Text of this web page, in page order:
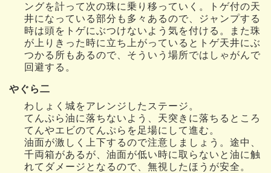
ングを計って次の珠に乗り移っていく。トゲ付の天
井になっている部分も多々あるので、ジャンプする
時は頭をトゲにぶつけないよう気を付ける。また珠
が上りきった時に立ち上がっているとトゲ天井にぶ
つかる所もあるので、そういう場所ではしゃがんで
回避する。
やぐら二
わしょく城をアレンジしたステージ。
てんぷら油に落ちないよう、天突きに落ちるところ
てんやエビのてんぷらを足場にして進む。
油面が激しく上下するので注意しましょう。途中、
千両箱があるが、油面が低い時に取らないと油に触
れてダメージとなるので、無視したほうが安全。